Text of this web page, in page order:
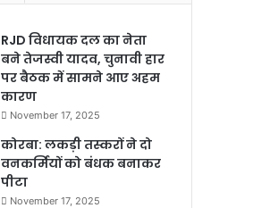
RJD विधायक दल का नेता
बने तेजस्वी यादव, चुनावी हार
पर बैठक में सामने आए अहम
कारण
November 17, 2025
कोरबा: लकड़ी तस्करों ने दो
वनकर्मियों को बंधक बनाकर
पीटा
November 17, 2025